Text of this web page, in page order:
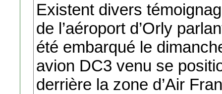
Existent divers
de l’aéroport d’Orly
été embarqué le
avion DC3 venu se
derrière la zone d’Air